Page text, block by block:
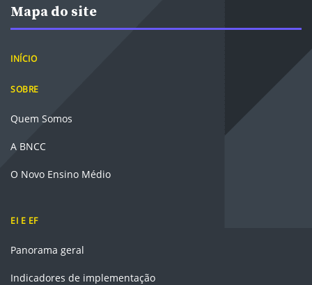
Mapa do site
INÍCIO
SOBRE
Quem Somos
A BNCC
O Novo Ensino Médio
EI E EF
Panorama geral
Indicadores de implementação